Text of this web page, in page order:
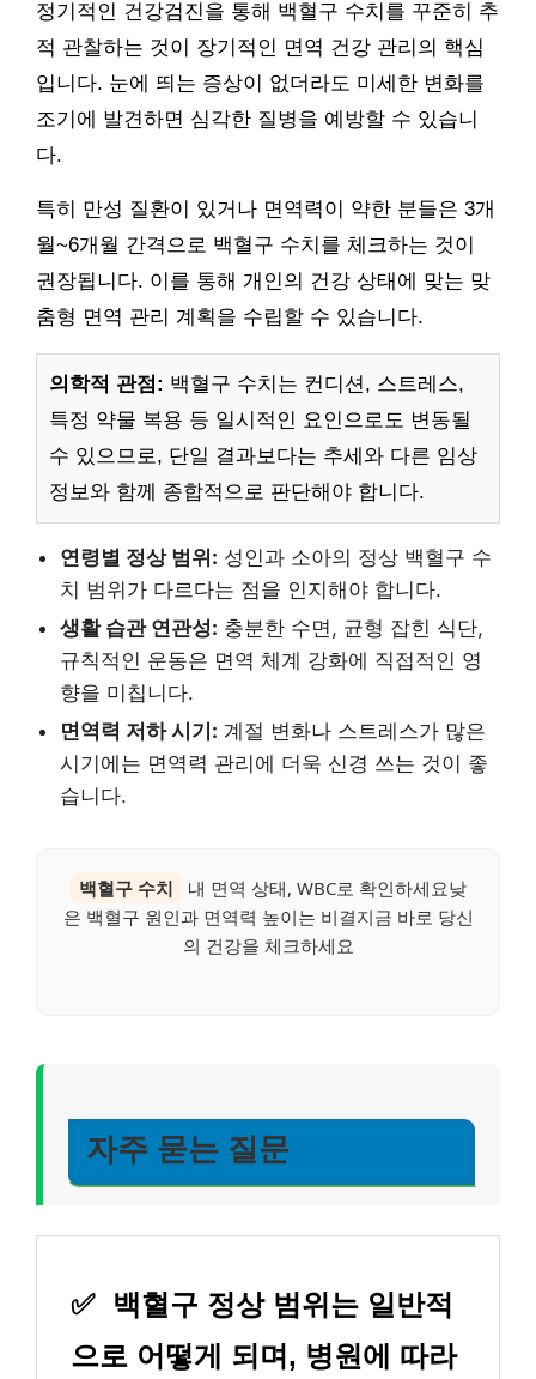
정기적인 건강검진을 통해 백혈구 수치를 꾸준히 추
적 관찰하는 것이 장기적인 면역 건강 관리의 핵심
입니다. 눈에 띄는 증상이 없더라도 미세한 변화를
조기에 발견하면 심각한 질병을 예방할 수 있습니
다.
특히 만성 질환이 있거나 면역력이 약한 분들은 3개
월~6개월 간격으로 백혈구 수치를 체크하는 것이
권장됩니다. 이를 통해 개인의 건강 상태에 맞는 맞
춤형 면역 관리 계획을 수립할 수 있습니다.
의학적 관점: 백혈구 수치는 컨디션, 스트레스,
특정 약물 복용 등 일시적인 요인으로도 변동될
수 있으므로, 단일 결과보다는 추세와 다른 임상
정보와 함께 종합적으로 판단해야 합니다.
연령별 정상 범위: 성인과 소아의 정상 백혈구 수
치 범위가 다르다는 점을 인지해야 합니다.
생활 습관 연관성: 충분한 수면, 균형 잡힌 식단,
규칙적인 운동은 면역 체계 강화에 직접적인 영
향을 미칩니다.
면역력 저하 시기: 계절 변화나 스트레스가 많은
시기에는 면역력 관리에 더욱 신경 쓰는 것이 좋
습니다.
백혈구 수치
내 면역 상태, WBC로 확인하세요낮
은 백혈구 원인과 면역력 높이는 비결지금 바로 당신
의 건강을 체크하세요
자주 묻는 질문
✅
백혈구 정상 범위는 일반적
으로 어떻게 되며, 병원에 따라